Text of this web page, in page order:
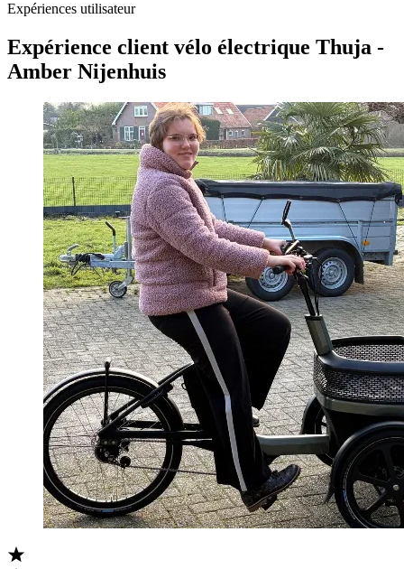
Expériences utilisateur
Expérience client vélo électrique Thuja -
Amber Nijenhuis